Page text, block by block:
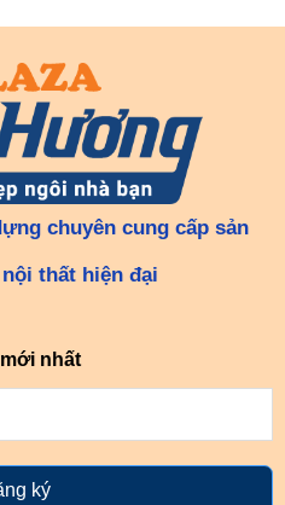
chuyên cung cấp sản
thất hiện đại
nhất
ký